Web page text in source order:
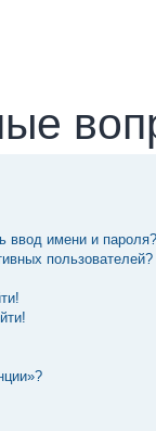
ввод имени и пароля?
пользователей?